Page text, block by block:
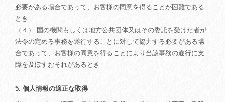
必要がある場合であって、お客様の同意を得ることが困難である
とき
（４） 国の機関もしくは地方公共団体又はその委託を受けた者が
法令の定める事務を遂行することに対して協力する必要がある場
合であって、お客様の同意を得ることにより当該事務の遂行に支
障を及ぼすおそれがあるとき
5. 個人情報の適正な取得